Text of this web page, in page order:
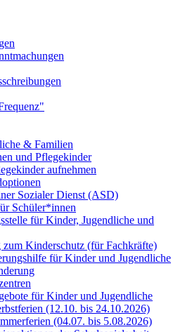
& Familien
und Pflegekinder
aufnehmen
Sozialer Dienst (ASD)
Schüler*innen
für Kinder, Jugendliche und
zum Kinderschutz (für Fachkräfte)
für Kinder und Jugendliche
für Kinder und Jugendliche
(12.10. bis 24.10.2026)
(04.07. bis 5.08.2026)